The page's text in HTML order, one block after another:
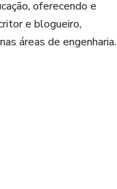
oferecendo e
e blogueiro,
áreas de engenharia.